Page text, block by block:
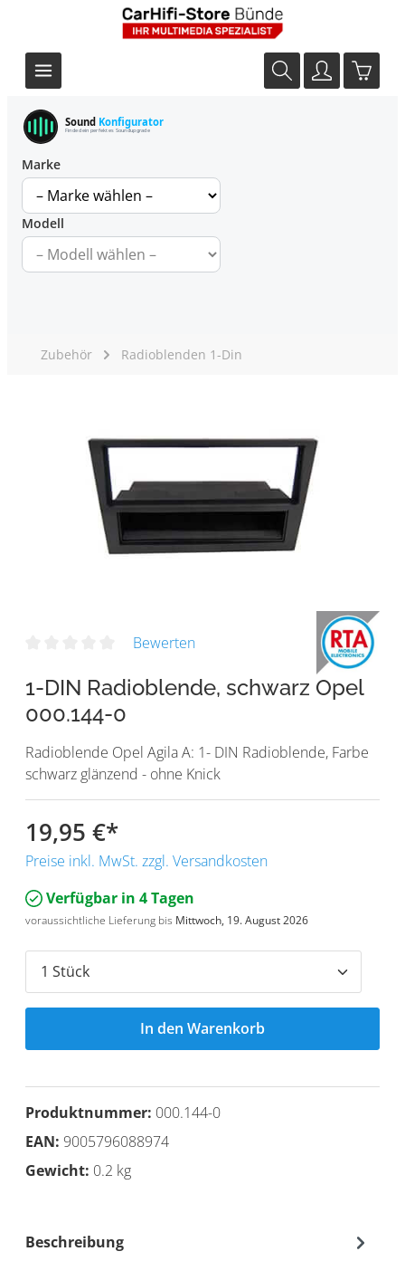
Sound Konfigurator
Finde dein perfektes Soundupgrade
Marke
Modell
Zubehör Radioblenden 1-Din
Bewerten
1-DIN Radioblende, schwarz Opel
000.144-0
Radioblende Opel Agila A: 1- DIN Radioblende, Farbe
schwarz glänzend - ohne Knick
19,95 €*
Preise inkl. MwSt. zzgl. Versandkosten
Verfügbar in 4 Tagen
voraussichtliche Lieferung bis Mittwoch, 19. August 2026
In den Warenkorb
Produktnummer: 000.144-0
EAN: 9005796088974
Gewicht: 0.2 kg
Beschreibung